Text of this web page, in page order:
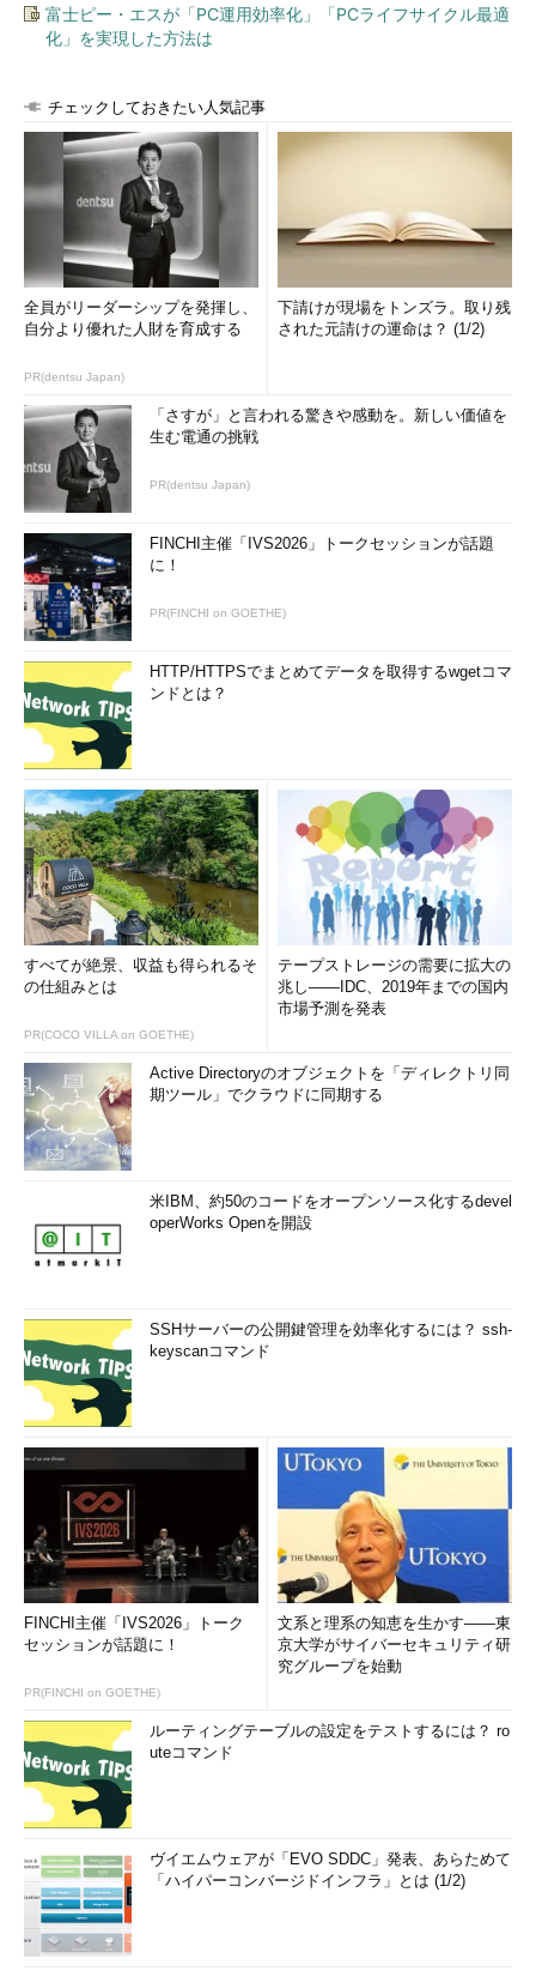
富士ピー・エスが「PC運用効率化」「PCライフサイクル最適
化」を実現した方法は
チェックしておきたい人気記事
全員がリーダーシップを発揮し、
自分より優れた人財を育成する
PR(dentsu Japan)
下請けが現場をトンズラ。取り残
された元請けの運命は？ (1/2)
「さすが」と言われる驚きや感動を。新しい価値を
生む電通の挑戦
PR(dentsu Japan)
FINCHI主催「IVS2026」トークセッションが話題
に！
PR(FINCHI on GOETHE)
HTTP/HTTPSでまとめてデータを取得するwgetコマ
ンドとは？
すべてが絶景、収益も得られるそ
の仕組みとは
PR(COCO VILLA on GOETHE)
テープストレージの需要に拡大の
兆し――IDC、2019年までの国内
市場予測を発表
Active Directoryのオブジェクトを「ディレクトリ同
期ツール」でクラウドに同期する
米IBM、約50のコードをオープンソース化するdevel
operWorks Openを開設
SSHサーバーの公開鍵管理を効率化するには？ ssh-
keyscanコマンド
FINCHI主催「IVS2026」トーク
セッションが話題に！
PR(FINCHI on GOETHE)
文系と理系の知恵を生かす――東
京大学がサイバーセキュリティ研
究グループを始動
ルーティングテーブルの設定をテストするには？ ro
uteコマンド
ヴイエムウェアが「EVO SDDC」発表、あらためて
「ハイパーコンバージドインフラ」とは (1/2)